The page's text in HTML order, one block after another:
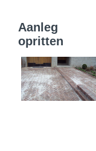
Aanleg
opritten